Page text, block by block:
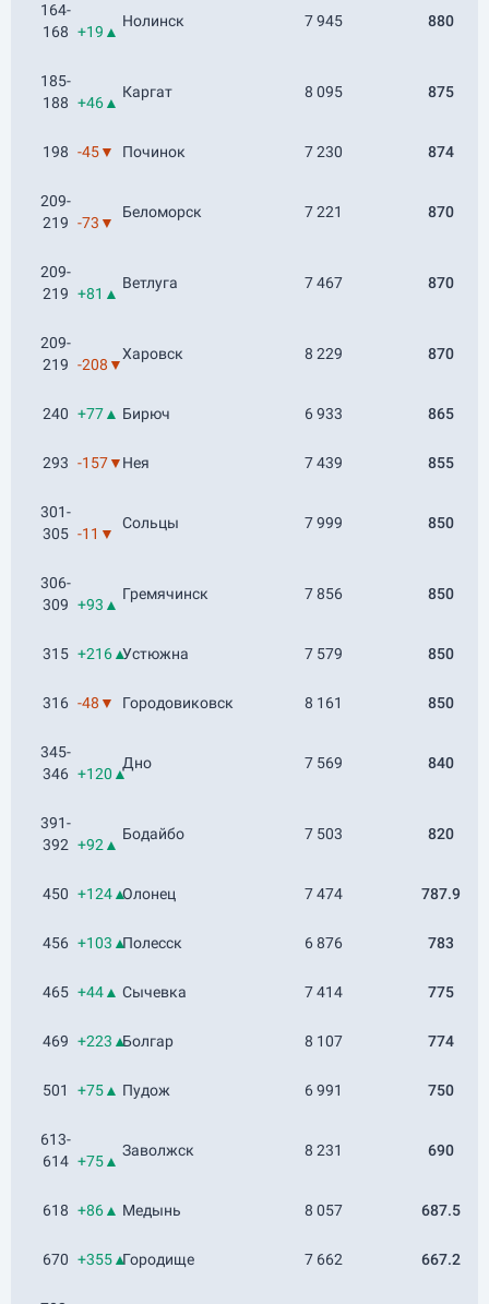
164-
168 +19▲
Нолинск 7 945 880
185-
188 +46▲
Каргат 8 095 875
198 -45▼ Починок 7 230 874
209-
219 -73▼
Беломорск 7 221 870
209-
219 +81▲
Ветлуга 7 467 870
209-
219 -208▼
Харовск 8 229 870
240 +77▲ Бирюч 6 933 865
293 -157▼Нея 7 439 855
301-
305 -11▼
Сольцы 7 999 850
306-
309 +93▲
Гремячинск 7 856 850
315 +216▲Устюжна 7 579 850
316 -48▼ Городовиковск 8 161 850
345-
346 +120▲
Дно 7 569 840
391-
392 +92▲
Бодайбо 7 503 820
450 +124▲Олонец 7 474 787.9
456 +103▲Полесск 6 876 783
465 +44▲ Сычевка 7 414 775
469 +223▲Болгар 8 107 774
501 +75▲ Пудож 6 991 750
613-
614 +75▲
Заволжск 8 231 690
618 +86▲ Медынь 8 057 687.5
670 +355▲Городище 7 662 667.2